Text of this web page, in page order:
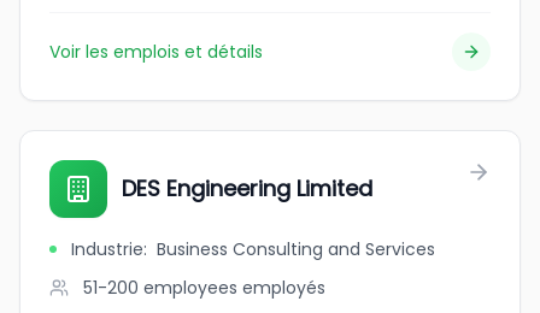
Voir les emplois et détails
DES Engineering Limited
Industrie: Business Consulting and Services
51-200 employees employés